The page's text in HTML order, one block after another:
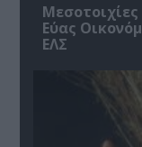
Μεσοτοιχίες
Εύας
ΕΛΣ